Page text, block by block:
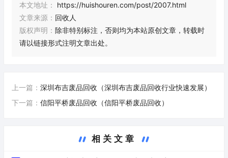
本文地址：
https://huishouren.com/post/2007.html
文章来源： 回收人
版权声明： 除非特别标注，否则均为本站原创文章，转载时
请以链接形式注明文章出处。
上一篇： 深圳布吉废品回收（深圳布吉废品回收行业快速发展）
下一篇： 信阳平桥废品回收（信阳平桥废品回收）
相关文章